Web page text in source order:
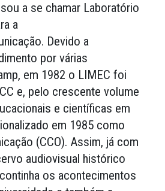
a se chamar Laboratório
a
Devido a
por várias
em 1982 o LIMEC foi
e, pelo crescente volume
e científicas em
em 1985 como
(CCO). Assim, já com
audiovisual histórico
os acontecimentos